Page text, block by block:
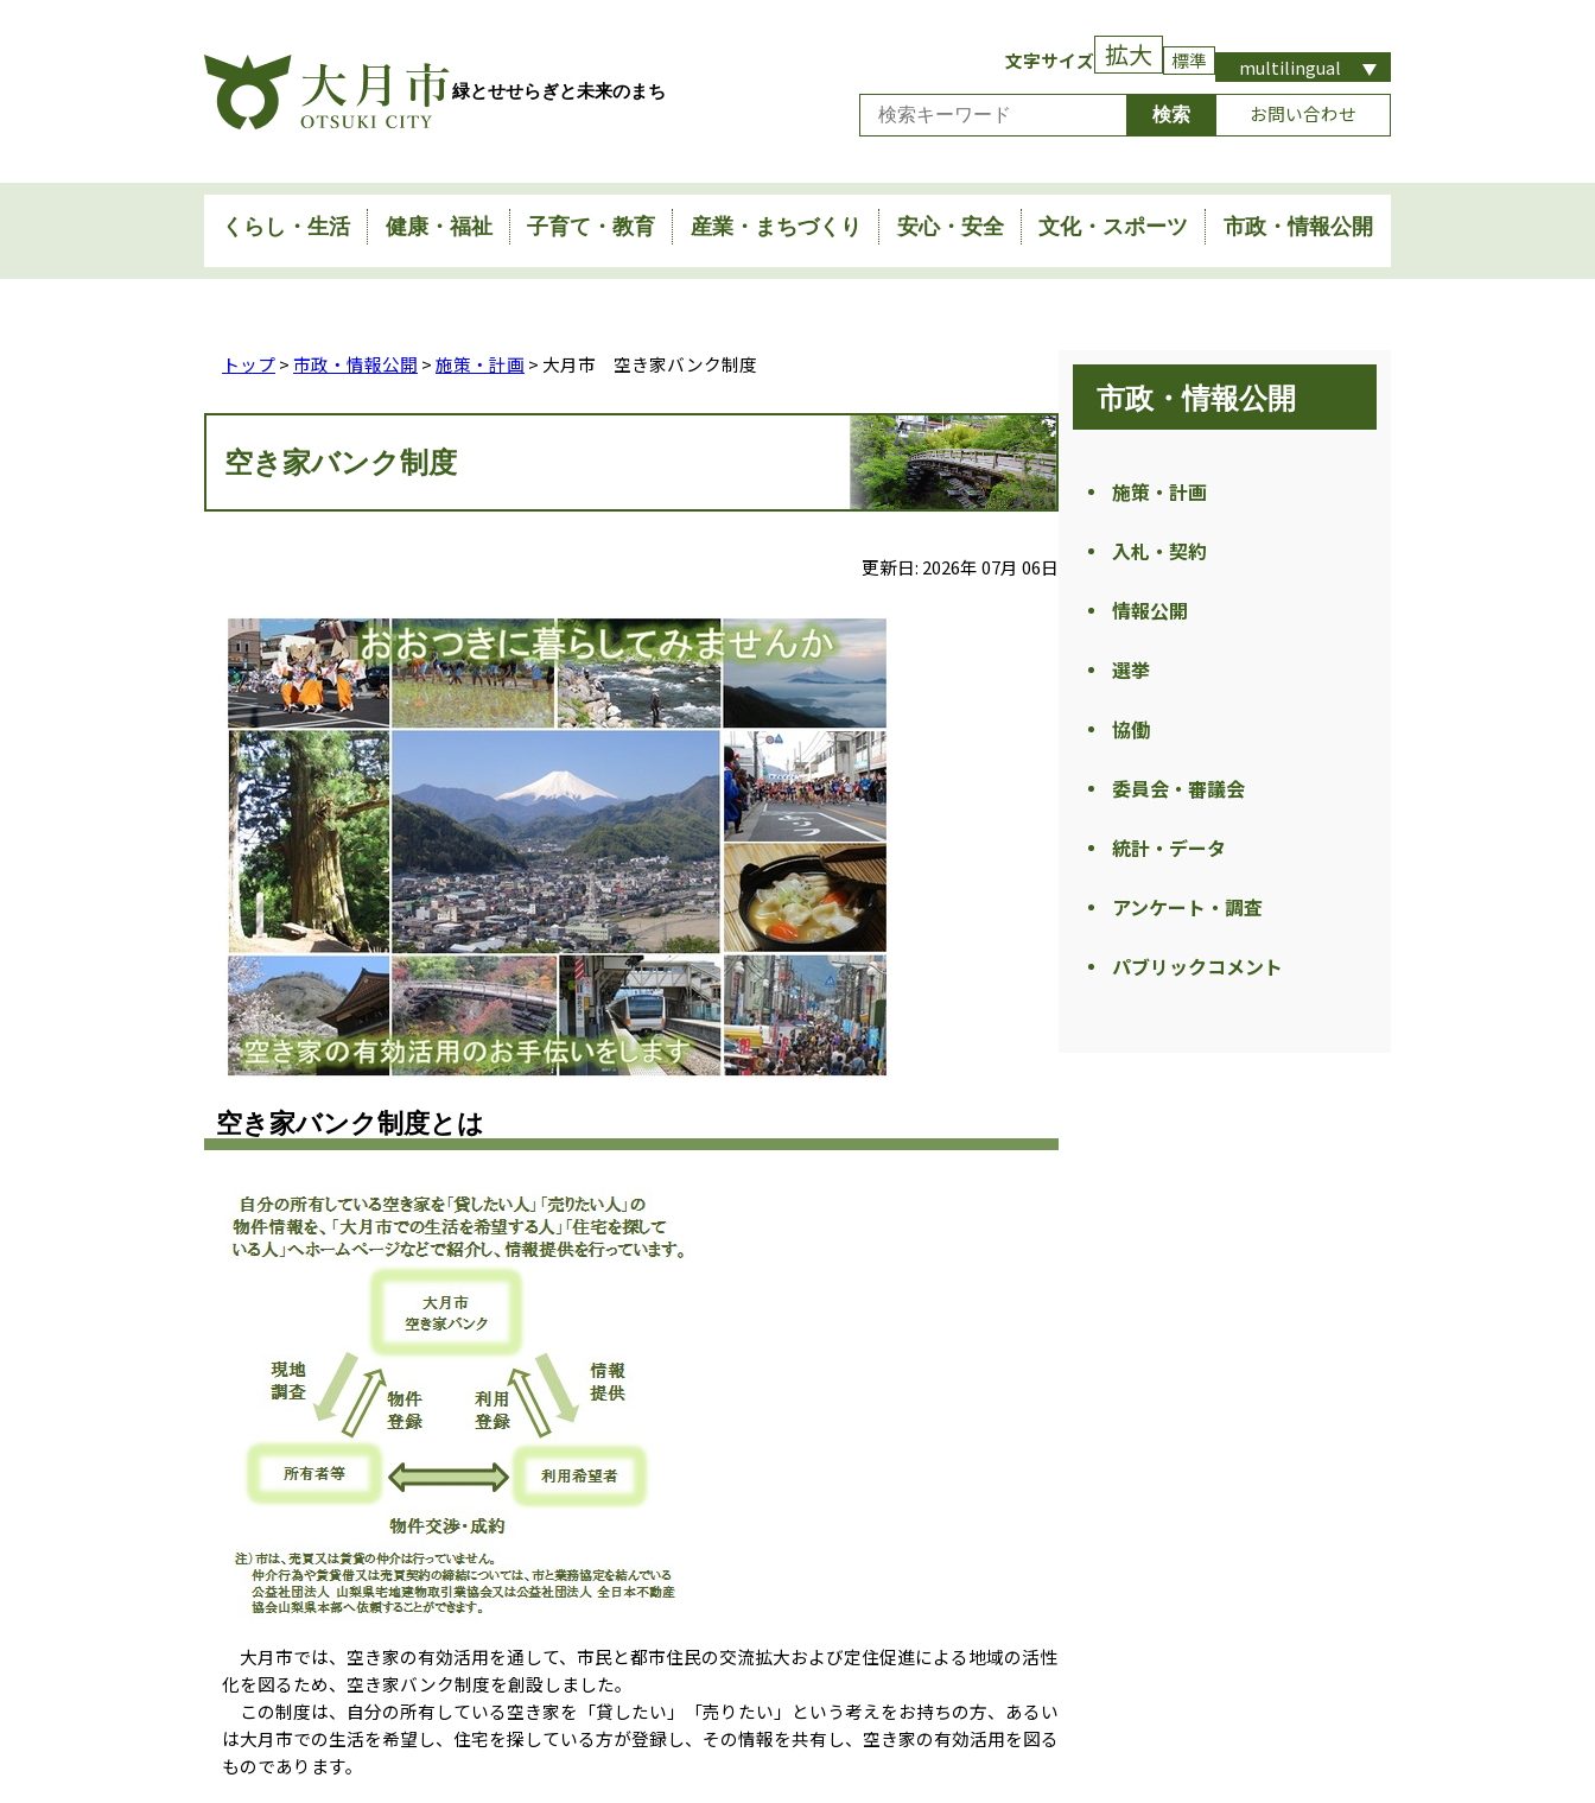
緑とせせらぎと未来のまち
文字サイズ 拡大 標準
multilingual
お問い合わせ
くらし・生活 健康・福祉 子育て・教育 産業・まちづくり 安心・安全 文化・スポーツ 市政・情報公開
トップ>市政・情報公開 >施策・計画 > 大月市 空き家バンク制度
空き家バンク制度
更新日: 2026年07月 06日
空き家バンク制度とは
大月市では、空き家の有効活用を通して、市民と都市住民の交流拡大および定住促進による地域の活性
化を図るため、空き家バンク制度を創設しました。
この制度は、自分の所有している空き家を「貸したい」「売りたい」という考えをお持ちの方、あるい
は大月市での生活を希望し、住宅を探している方が登録し、その情報を共有し、空き家の有効活用を図る
ものであります。
市政・情報公開
施策・計画
入札・契約
情報公開
選挙
協働
委員会・審議会
統計・データ
アンケート・調査
パブリックコメント